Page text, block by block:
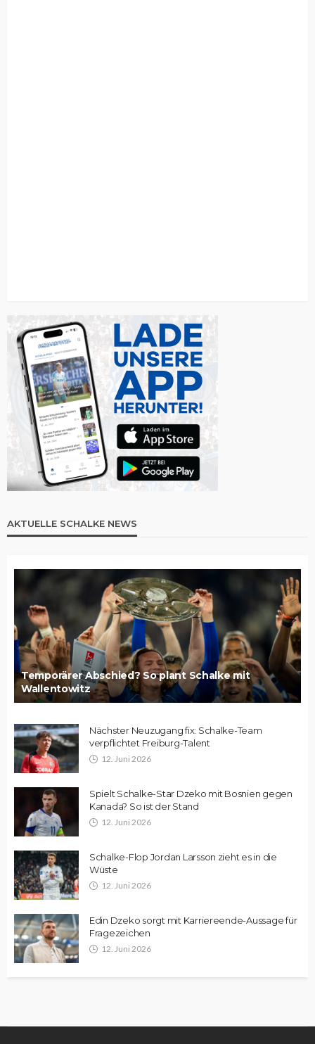
AKTUELLE SCHALKE NEWS
Temporärer Abschied? So plant Schalke mit
Wallentowitz
Nächster Neuzugang fix: Schalke-Team
verpflichtet Freiburg-Talent
12. Juni 2026
Spielt Schalke-Star Dzeko mit Bosnien gegen
Kanada? So ist der Stand
12. Juni 2026
Schalke-Flop Jordan Larsson zieht es in die
Wüste
12. Juni 2026
Edin Dzeko sorgt mit Karriereende-Aussage für
Fragezeichen
12. Juni 2026